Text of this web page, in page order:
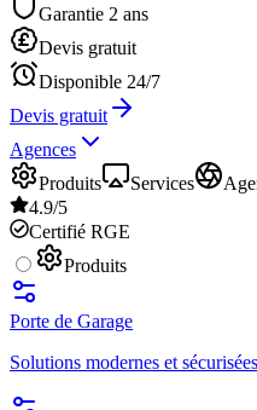
Garantie 2 ans
Devis gratuit
Disponible 24/7
Devis gratuit
Agences
Produits
Services
4.9/5
Certifié RGE
Produits
Porte de Garage
Solutions modernes et